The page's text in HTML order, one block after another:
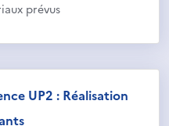
prévus
UP2 : Réalisation